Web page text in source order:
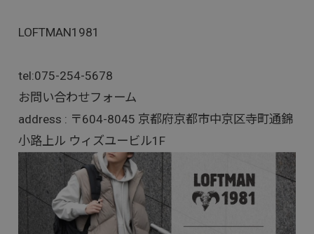
LOFTMAN1981
tel:075-254-5678
お問い合わせフォーム
address : 〒604-8045 京都府京都市中京区寺町通錦
小路上ル ウィズユービル1F